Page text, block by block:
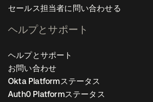
セールス担当者に問い合わせる
ヘルプとサポート
ヘルプとサポート
お問い合わせ
Okta Platformステータス
Auth0 Platformステータス